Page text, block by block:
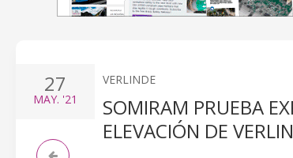
27
MAY. '21
VERLINDE
SOMIRAM PRUEBA
ELEVACIÓN DE